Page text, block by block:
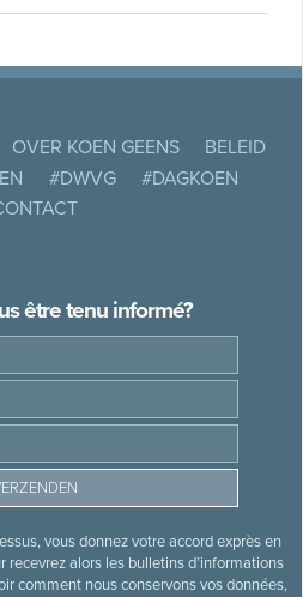
OVER KOEN GEENS
BELEID
#DWVG
#DAGKOEN
être tenu informé?
vous donnez votre accord exprès en
recevrez alors les bulletins d’informations
comment nous conservons vos données,